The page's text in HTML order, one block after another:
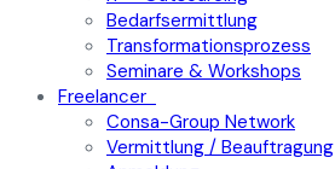
Bedarfsermittlung
Transformationsprozess
Seminare & Workshops
Freelancer
Consa-Group Network
Vermittlung / Beauftragung